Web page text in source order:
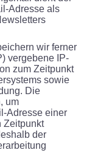
Adresse als
wir ferner
vergebene IP-
zum Zeitpunkt
sowie
Die
um
Adresse einer
Zeitpunkt
der